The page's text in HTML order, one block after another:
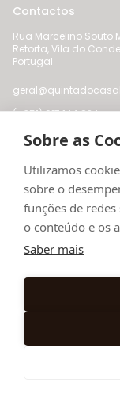
Contactos
Rua Marcelino Souto
Retorta, Vila do Conde
Portugal
(+351) 917 144 834
nacional)
Institucional
Informação Ano
Sobre nós
Contactos
Política de Privacidade
Livro de
Sobre as
Utilizamos
sobre o
funções de
o conteúdo e os
Saber mais